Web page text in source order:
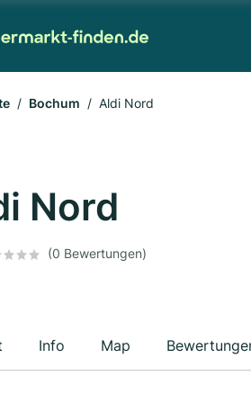
Bochum Aldi Nord
Nord
(0 Bewertungen)
Info Map